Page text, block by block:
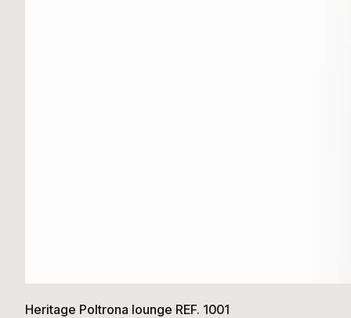
Heritage Poltrona lounge REF. 1001